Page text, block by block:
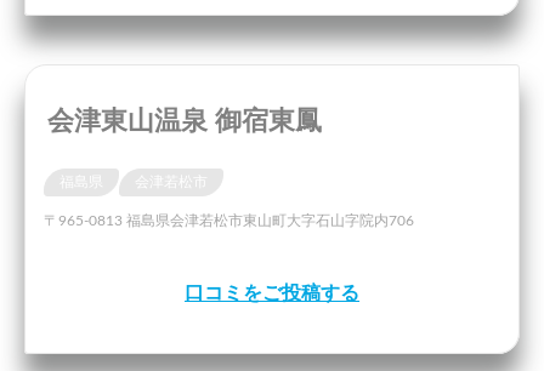
会津東山温泉 御宿東鳳
〒965-0813 福島県会津若松市東山町大字石山字院内706
口コミをご投稿する